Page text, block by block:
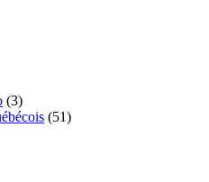
(3)
(51)